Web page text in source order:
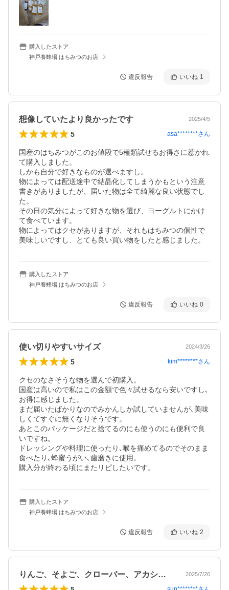
購入したストア
神戸養蜂場 はちみつのお店
違反報告 いいね 1
想像していたより良かったです 2025/4/5
5 asa********さん
国産のはちみつがこのお値段で5種類試せるお得さに惹かれ
て購入しました。
しかも自分で好きなものが選べますし。
物によっては配送途中で結晶化してしまうかもという注意
書きがありましたが、届いた物は全て綺麗な良い状態でし
た。
その日の気分によって好きな物を選び、ヨーグルトにかけ
て食べています。
物によってはクセがありますが、それもはちみつの個性で
美味しいですし、とても良い買い物をしたと感じました。
購入したストア
神戸養蜂場 はちみつのお店
違反報告 いいね 0
使い切りやすいサイズ 2024/3/26
5 kim********さん
クセのなさそうな物を選んで初購入。
国産は高いので私はこの金額で色々試せるなら安いですし､
お得に感じました。
まだ届いたばかりなのでみかんしか試していませんが､美味
しくてすぐに無くなりそうです。
あとこのパッケージだと捨てるのにも使うのにも便利で良
いですね。
ドレッシングや料理に使ったり､喉を痛めてるのでそのまま
食べたり､蜂蜜うがい､歯磨きに使用。
購入分が終わる頃にまたリピしたいです。
購入したストア
神戸養蜂場 はちみつのお店
違反報告 いいね 2
りんご、そよご、クローバー、アカシア国… 2025/7/26